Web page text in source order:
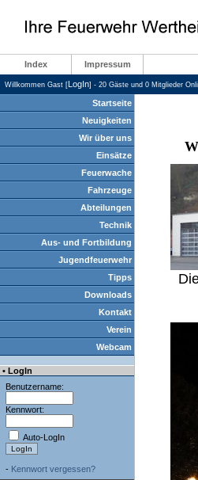
Index Impressum
Willkommen Gast [LogIn] - 20 Gäste und 0 Mitglieder
Startseite
Neuigkeiten
Wir über uns
Einsätze
Feuerwache
Fahrzeuge
Abteilungen
Technik
Aus- und Fortbildung
Jugendfeuerwehr
Tipps
Downloads
Kontakt
Verein
Webcam
• LogIn
Benutzername:
Kennwort:
Auto-LogIn
- Kennwort vergessen?